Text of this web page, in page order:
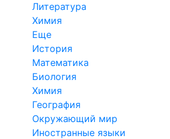
Литература
Химия
Еще
История
Математика
Биология
Химия
География
Окружающий мир
Иностранные языки